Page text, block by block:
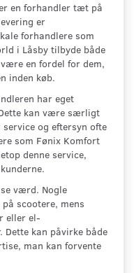
en forhandler tæt på
er
forhandlere som
i Låsby tilbyde både
en fordel for dem,
inden køb.
har eget
kan være særligt
og eftersyn ofte
som Fønix Komfort
denne service,
værd. Nogle
scootere, mens
eller el-
kan påvirke både
man kan forvente